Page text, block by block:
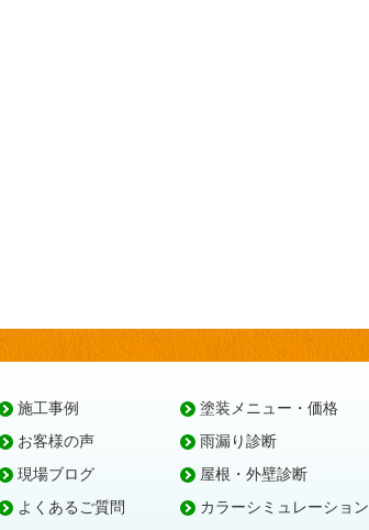
施工事例
お客様の声
現場ブログ
よくあるご質問
塗装メニュー・価格
雨漏り診断
屋根・外壁診断
カラーシミュレーション